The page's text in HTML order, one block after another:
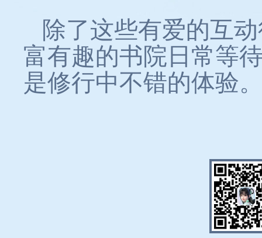
除了这些有爱的互
富有趣的书院日常等
是修行中不错的体验